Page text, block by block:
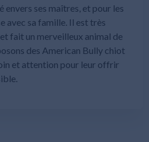
envers ses maîtres, et pour les
avec sa famille. Il est très
fait un merveilleux animal de
des American Bully chiot
et attention pour leur offrir